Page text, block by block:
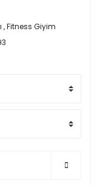
,Fitness Giyim